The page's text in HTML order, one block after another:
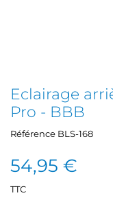
Eclairage
Pro - BBB
Référence BLS-168
54,95 €
TTC